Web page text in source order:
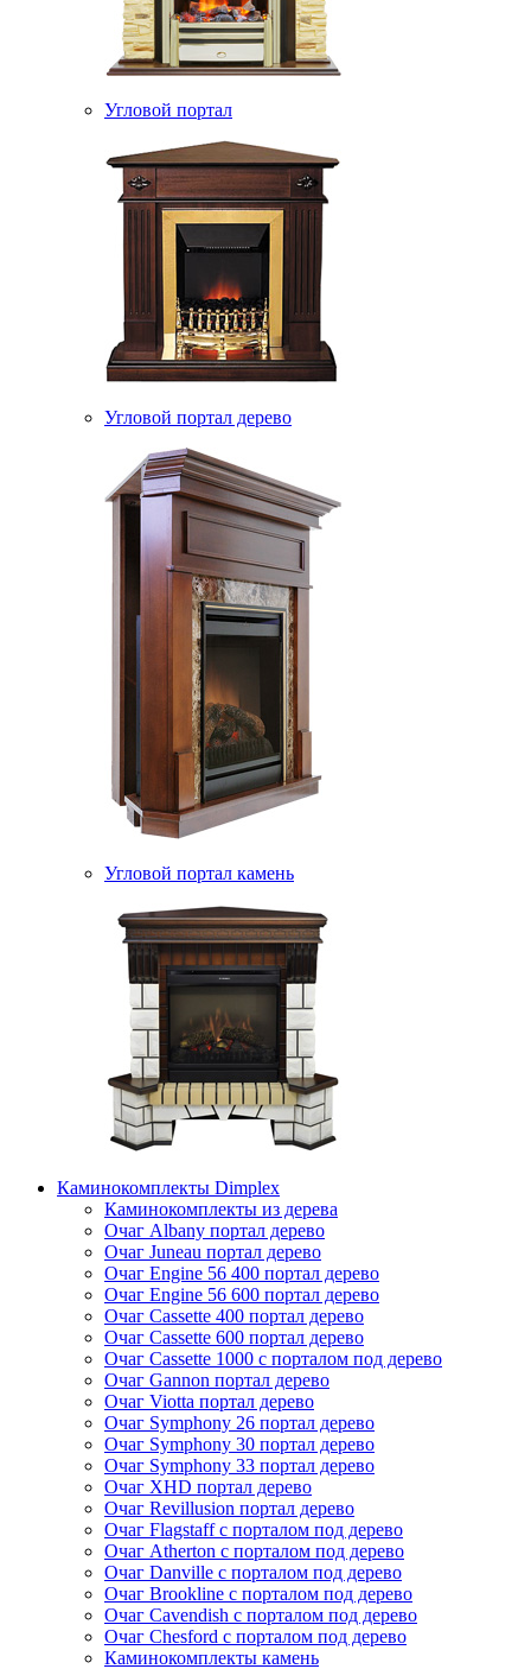
Угловой портал
Угловой портал дерево
Угловой портал камень
Каминокомплекты Dimplex
Каминокомплекты из дерева
Очаг Albany портал дерево
Очаг Juneau портал дерево
Очаг Engine 56 400 портал дерево
Очаг Engine 56 600 портал дерево
Очаг Cassette 400 портал дерево
Очаг Cassette 600 портал дерево
Очаг Cassette 1000 с порталом под дерево
Очаг Gannon портал дерево
Очаг Viotta портал дерево
Очаг Symphony 26 портал дерево
Очаг Symphony 30 портал дерево
Очаг Symphony 33 портал дерево
Очаг XHD портал дерево
Очаг Revillusion портал дерево
Очаг Flagstaff с порталом под дерево
Очаг Atherton с порталом под дерево
Очаг Danville с порталом под дерево
Очаг Brookline с порталом под дерево
Очаг Cavendish с порталом под дерево
Очаг Chesford с порталом под дерево
Каминокомплекты камень